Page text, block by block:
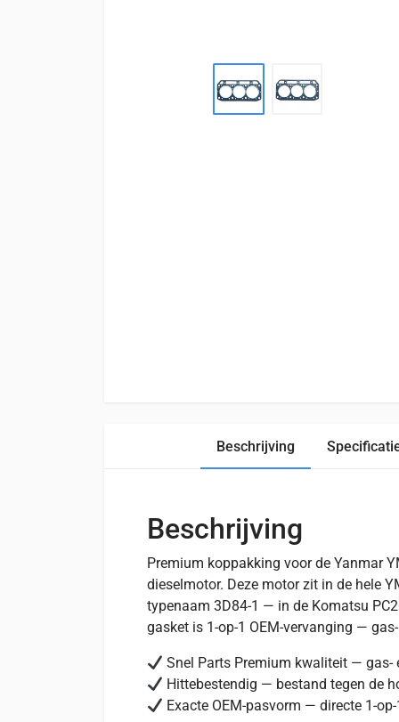
Beschrijving
Beschrijving
Premium koppakking voor de Yanmar
dieselmotor. Deze motor zit in de hele
typenaam 3D84-1 — in de Komatsu
gasket is 1-op-1 OEM-vervanging —
Snel Parts Premium kwaliteit —
Hittebestendig — bestand tegen de
Exacte OEM-pasvorm — directe 1-